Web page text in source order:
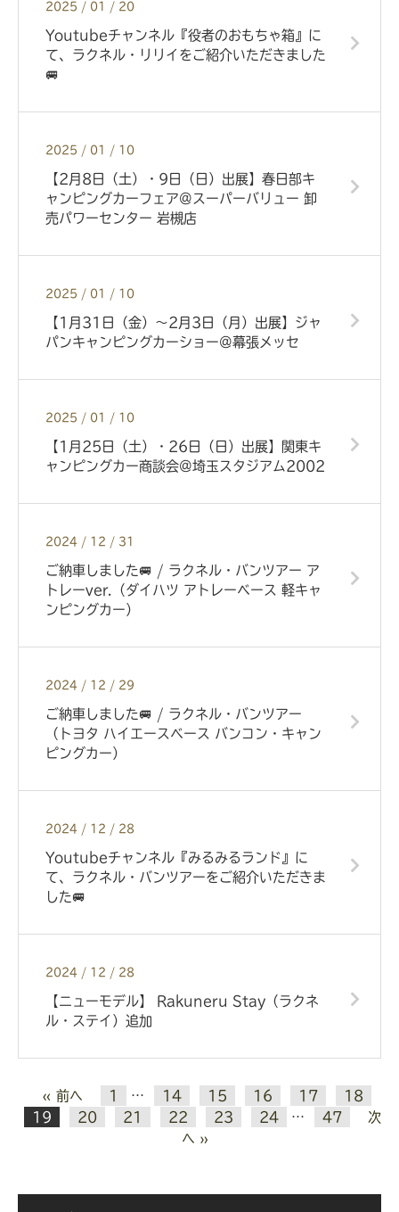
2025 / 01 / 20
Youtubeチャンネル『役者のおもちゃ箱』に
て、ラクネル・リリイをご紹介いただきました
🚐
2025 / 01 / 10
【2月8日（土）・9日（日）出展】春日部キ
ャンピングカーフェア@スーパーバリュー 卸
売パワーセンター 岩槻店
2025 / 01 / 10
【1月31日（金）〜2月3日（月）出展】ジャ
パンキャンピングカーショー@幕張メッセ
2025 / 01 / 10
【1月25日（土）・26日（日）出展】関東キ
ャンピングカー商談会@埼玉スタジアム2002
2024 / 12 / 31
ご納車しました🚐 / ラクネル・バンツアー ア
トレーver.（ダイハツ アトレーベース 軽キャ
ンピングカー）
2024 / 12 / 29
ご納車しました🚐 / ラクネル・バンツアー
（トヨタ ハイエースベース バンコン・キャン
ピングカー）
2024 / 12 / 28
Youtubeチャンネル『みるみるランド』に
て、ラクネル・バンツアーをご紹介いただきま
した🚐
2024 / 12 / 28
【ニューモデル】 Rakuneru Stay（ラクネ
ル・ステイ）追加
« 前へ 1 … 14 15 16 17
18
19
20 21 22 23 24 … 47
次
へ »